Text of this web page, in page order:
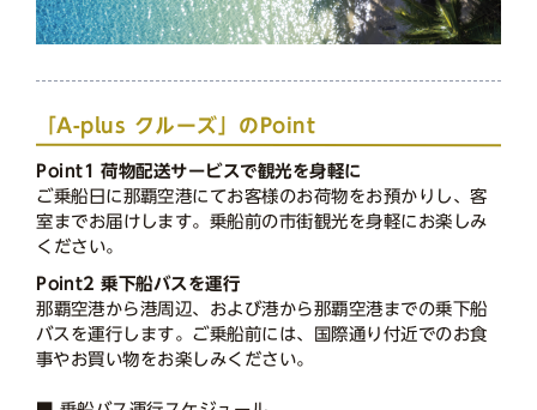
「A-plus クルーズ」のPoint
Point1 荷物配送サービスで観光を身軽に
ご乗船日に那覇空港にてお客様のお荷物をお預かりし、客
室までお届けします。乗船前の市街観光を身軽にお楽しみ
ください。
Point2 乗下船バスを運行
那覇空港から港周辺、および港から那覇空港までの乗下船
バスを運行します。ご乗船前には、国際通り付近でのお食
事やお買い物をお楽しみください。